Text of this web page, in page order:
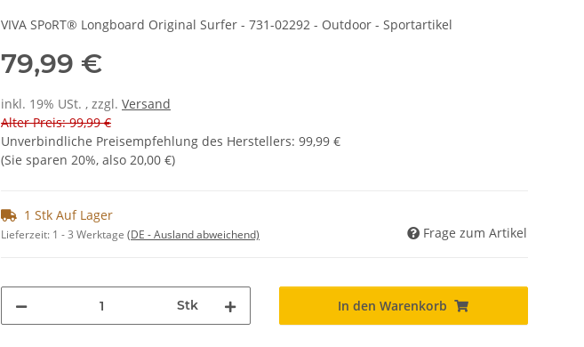
VIVA SPoRT® Longboard Original Surfer - 731-02292 - Outdoor - Sportartikel
79,99 €
inkl. 19% USt. , zzgl. Versand
Alter Preis: 99,99 €
Unverbindliche Preisempfehlung des Herstellers: 99,99 €
(Sie sparen 20%, also 20,00 €)
1 Stk Auf Lager
Lieferzeit: 1 - 3 Werktage (DE - Ausland abweichend) Frage zum Artikel
Stk In den Warenkorb